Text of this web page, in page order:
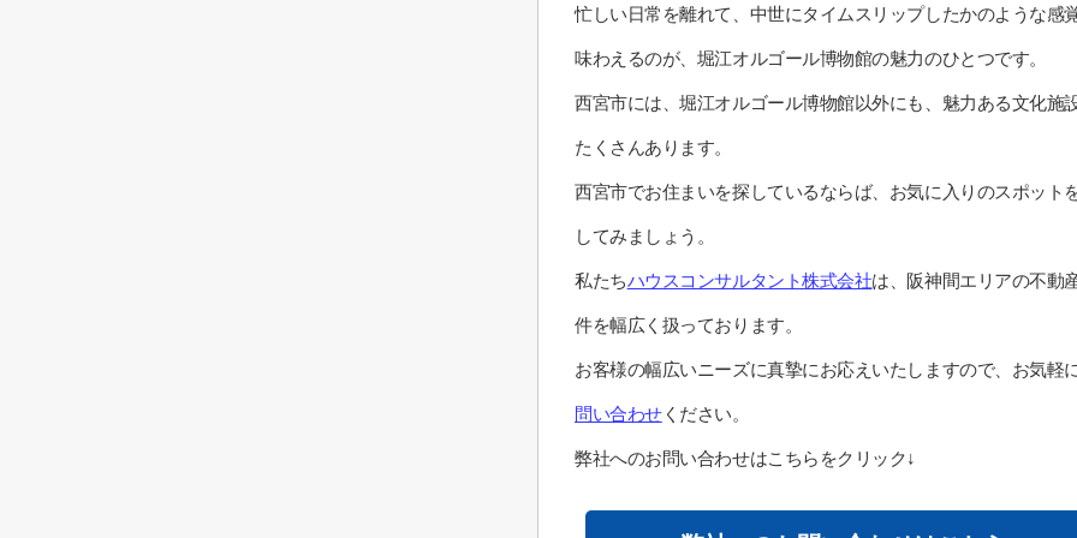
忙しい日常を離れて、中世にタイムスリップしたかのような感
味わえるのが、堀江オルゴール博物館の魅力のひとつです。
西宮市には、堀江オルゴール博物館以外にも、魅力ある文化施
たくさんあります。
西宮市でお住まいを探しているならば、お気に入りのスポット
してみましょう。
私たちハウスコンサルタント株式会社は、阪神間エリアの不動
件を幅広く扱っております。
お客様の幅広いニーズに真摯にお応えいたしますので、お気軽
問い合わせください。
弊社へのお問い合わせはこちらをクリック↓